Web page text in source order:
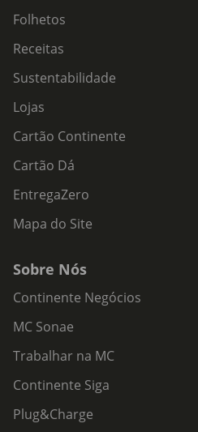
Folhetos
Receitas
Sustentabilidade
Lojas
Cartão Continente
Cartão Dá
EntregaZero
Mapa do Site
Sobre Nós
Continente Negócios
MC Sonae
Trabalhar na MC
Continente Siga
Plug&Charge